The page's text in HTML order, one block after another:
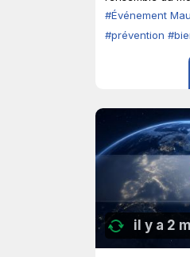
#Événement
#prévention
il y a 2